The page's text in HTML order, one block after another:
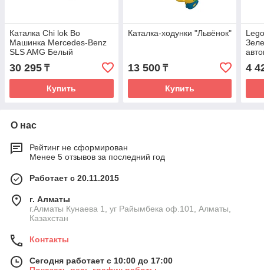
Каталка Chi lok Bo
Машинка Mercedes-Benz
SLS AMG Белый
30 295 ₸
Купить
Каталка-ходунки "Львёнок"
13 500₸
Купить
4
О нас
Рейтинг не сформирован
Менее 5 отзывов за последний год
Работает с 20.11.2015
г. Алматы
г.Алматы Кунаева 1, уг Райымбека оф.101, Алматы,
Казахстан
Контакты
Сегодня работает с 10:00 до 17:00